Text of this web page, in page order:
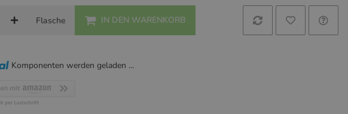
Flasche IN DEN WARENKORB
Komponenten werden geladen ...